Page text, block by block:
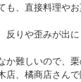
、直接料理や
りや歪みが出
か難しいので、
、橘商店さんで